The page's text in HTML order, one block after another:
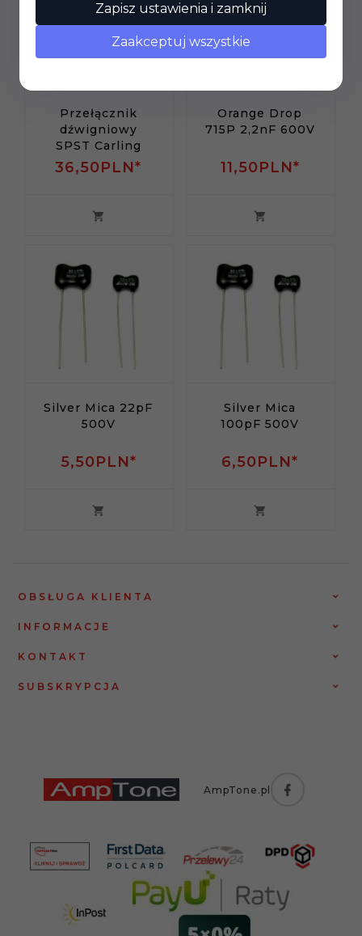
Przełącznik
dźwigniowy
SPST Carling
36,50PLN*
Orange Drop
715P 2,2nF 600V
11,50PLN*
Silver Mica 22pF
500V
5,50PLN*
Silver Mica
100pF 500V
6,50PLN*
OBSŁUGA KLIENTA
INFORMACJE
KONTAKT
SUBSKRYPCJA
AmpTone.pl
Zapisz ustawienia i zamknij
Zaakceptuj wszystkie